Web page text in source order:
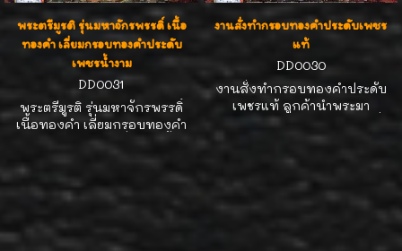
พระตรีมูรติ รุ่นมหาจักรพรรดิ์ เนื้อ
ทองคำ เลี่ยมกรอบทองคำประดับ
เพชรน้ำงาม
DD0031
พระตรีมูรติ รุ่นมหาจักรพรรดิ์
เนื้อทองคำ เลี่ยมกรอบทองคำ
ประดับเพชรเบลเยี่ยมคัทน้ำ
100% น้ำหนักเพชรรวม 14 ตังค์
ขนาดความกว้าง 1.9cm ความสูง
รวมห่วง 5.5cm องค์ทองคำ
งานสั่งทำกรอบทองคำประดับเพชร
แท้
DD0030
งานสั่งทำกรอบทองคำประดับ
เพชรแท้ ลูกค้านำพระมา
สามารถออกแบบกรอบตามที่
ต้องการ